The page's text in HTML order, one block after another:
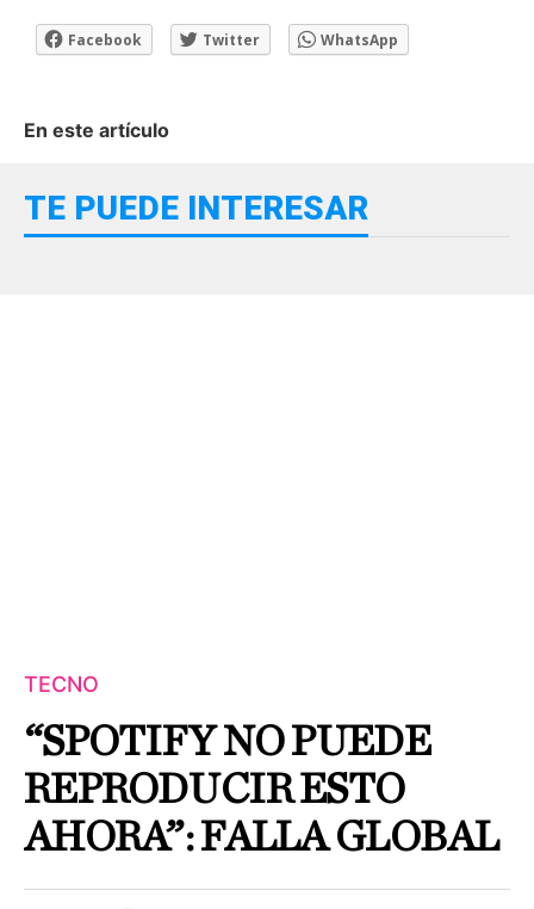
Facebook Twitter WhatsApp
En este artículo
TE PUEDE INTERESAR
TECNO
“SPOTIFY NO PUEDE
REPRODUCIR ESTO
AHORA”: FALLA GLOBAL